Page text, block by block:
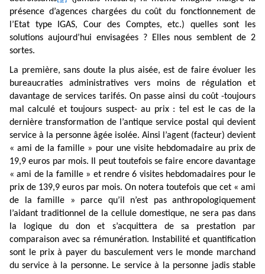
présence d’agences chargées du coût du fonctionnement de
l’Etat type IGAS, Cour des Comptes, etc.) quelles sont les
solutions aujourd’hui envisagées ? Elles nous semblent de 2
sortes.
La première, sans doute la plus aisée, est de faire évoluer les
bureaucraties administratives vers moins de régulation et
davantage de services tarifés. On passe ainsi du coût -toujours
mal calculé et toujours suspect- au prix : tel est le cas de la
dernière transformation de l’antique service postal qui devient
service à la personne âgée isolée. Ainsi l’agent (facteur) devient
« ami de la famille » pour une visite hebdomadaire au prix de
19,9 euros par mois. Il peut toutefois se faire encore davantage
« ami de la famille » et rendre 6 visites hebdomadaires pour le
prix de 139,9 euros par mois. On notera toutefois que cet « ami
de la famille » parce qu’il n’est pas anthropologiquement
l’aidant traditionnel de la cellule domestique, ne sera pas dans
la logique du don et s’acquittera de sa prestation par
comparaison avec sa rémunération. Instabilité et quantification
sont le prix à payer du basculement vers le monde marchand
du service à la personne. Le service à la personne jadis stable